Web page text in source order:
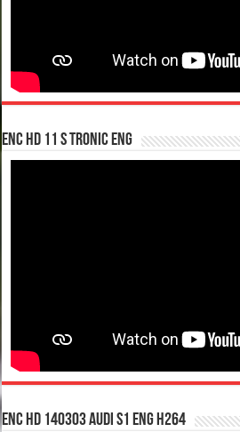
enc hd 11 S tronic ENG
enc hd 140303 Audi S1 ENG H264